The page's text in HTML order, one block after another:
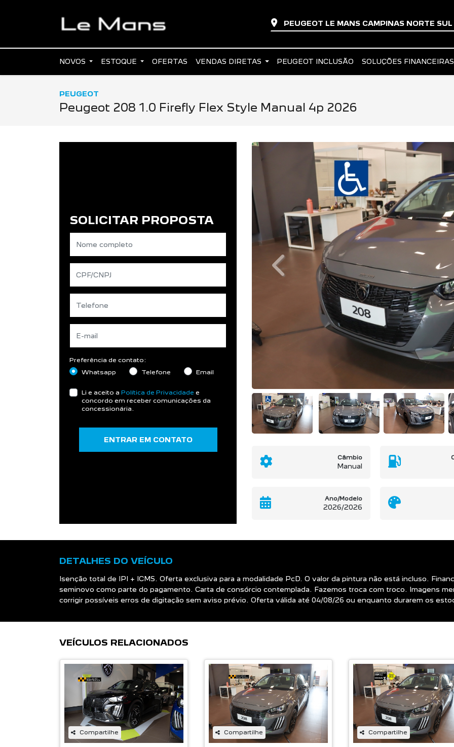
PEUGEOT LE MANS CAMPINAS NORTE SUL
NOVOS ESTOQUE OFERTAS VENDAS DIRETAS PEUGEOT INCLUSÃO SOLUÇÕES
PEUGEOT
Peugeot 208 1.0 Firefly Flex Style Manual 4p 2026
Previous
Câmbio
Manual
Ano/Modelo
2026/2026
SOLICITAR PROPOSTA
Preferência de contato:
Whatsapp
Telefone Email
Li e aceito a Política de Privacidade e
concordo em receber comunicações da
concessionária.
ENTRAR EM CONTATO
DETALHES DO VEÍCULO
Isenção total de IPI + ICMS. Oferta exclusiva para a modalidade PcD. O valor da pintura não está incluso.
seminovo como parte do pagamento. Carta de consórcio contemplada. Fazemos troca com troco. Imagens
corrigir possíveis erros de digitação sem aviso prévio. Oferta válida até 04/08/26 ou enquanto durarem os
VEÍCULOS RELACIONADOS
Compartilhe Compartilhe Compartilhe